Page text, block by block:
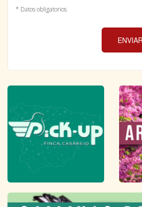
* Datos obligatorios